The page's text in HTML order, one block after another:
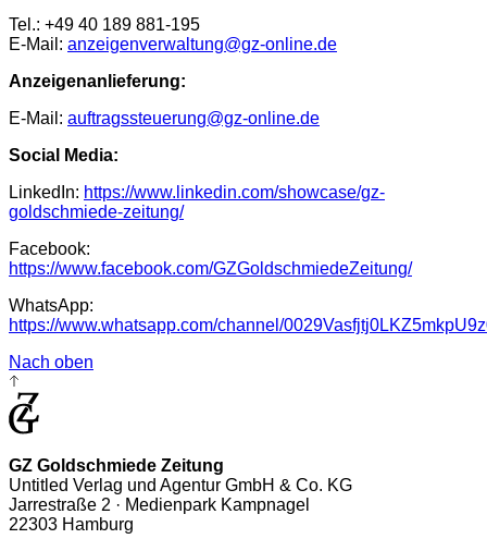
Tel.: +49 40 189 881-195
E-Mail: anzeigenverwaltung@gz-online.de
Anzeigenanlieferung:
E-Mail: auftragssteuerung@gz-online.de
Social Media:
LinkedIn: https://www.linkedin.com/showcase/gz-
goldschmiede-zeitung/
Facebook:
https://www.facebook.com/GZGoldschmiedeZeitung/
WhatsApp:
https://www.whatsapp.com/channel/
Nach oben
GZ Goldschmiede Zeitung
Untitled Verlag und Agentur GmbH & Co. KG
Jarrestraße 2 · Medienpark Kampnagel
22303 Hamburg